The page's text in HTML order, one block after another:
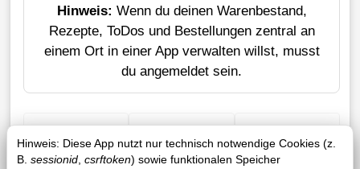
Hinweis: Diese App nutzt nur technisch notwendige Cookies (z.
B. sessionid csrftoken) sowie funktionalen Speicher
Hinweis: Wenn du deinen Warenbestand,
Rezepte, ToDos und Bestellungen zentral an
einem Ort in einer App verwalten willst, musst
du angemeldet sein.
+ Einkauf Verlustrechner Sticker erstellen